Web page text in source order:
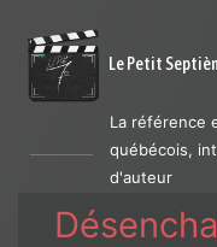
Le Petit
La référence
québécois,
d'auteur